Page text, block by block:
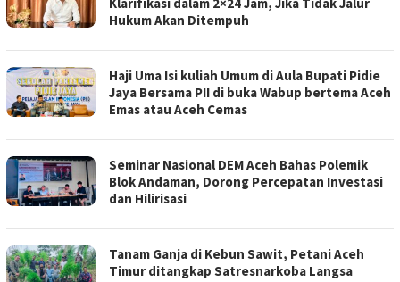
Klarifikasi dalam 2×24 Jam, Jika Tidak Jalur
Hukum Akan Ditempuh
Haji Uma Isi kuliah Umum di Aula Bupati Pidie
Jaya Bersama PII di buka Wabup bertema Aceh
Emas atau Aceh Cemas
Seminar Nasional DEM Aceh Bahas Polemik
Blok Andaman, Dorong Percepatan Investasi
dan Hilirisasi
Tanam Ganja di Kebun Sawit, Petani Aceh
Timur ditangkap Satresnarkoba Langsa